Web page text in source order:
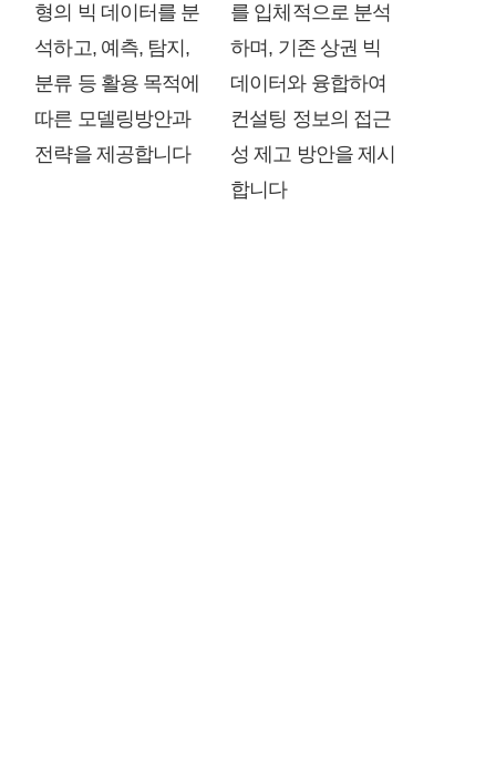
형의 빅 데이터를 분
석하고, 예측, 탐지,
분류 등 활용 목적에
따른 모델링방안과
전략을 제공합니다
를 입체적으로 분석
하며, 기존 상권 빅
데이터와 융합하여
컨설팅 정보의 접근
성 제고 방안을 제시
합니다